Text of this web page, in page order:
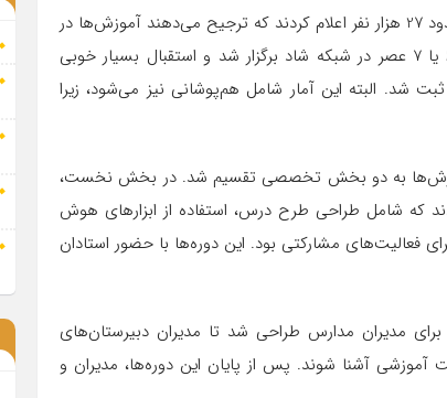
وی ادامه داد: پیش از آغاز این دوره‌ها از معلمان نظرسنجی انجام شد و حدود 27 هزار نفر اعلام کردند که ترجیح می‌دهند آموزش‌ها در
ساعات عصرگاهی برگزار شود. بر همین اساس، کلاس‌ها از حدود ساعت 6 یا 7 عصر در شبکه شاد برگزار شد و استقبال بسیار خوبی
در جلسات آموزشی ثبت شد. البته این آمار شامل هم‌پوشانی نیز می‌شود، زیرا
به دو بخش تخصصی تقسیم شد. در بخش نخست،
که شامل طراحی طرح درس، استفاده از ابزارهای هوش
فعالیت‌های مشارکتی بود. این دوره‌ها با حضور استادان
برای مدیران مدارس طراحی شد تا مدیران دبیرستان‌های
آشنا شوند. پس از پایان این دوره‌ها، مدیران و